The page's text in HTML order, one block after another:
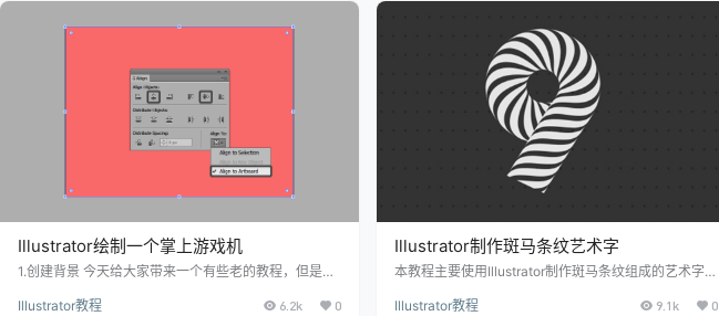
Illustrator绘制一个掌上游戏机
1.创建背景 今天给大家带来一个有些老的教程，但是练
文件图层，一个叫背景，一个叫游戏机，然后我们确保
Illustrator教程 6.2k 0
Illustrator制作斑马条纹艺术字
本教程主要使用Illustrator制作斑马条纹组成的艺术字，
友学习，希望大家可以喜欢。 先来分析一下教程的效
Illustrator教程 9.1k 0